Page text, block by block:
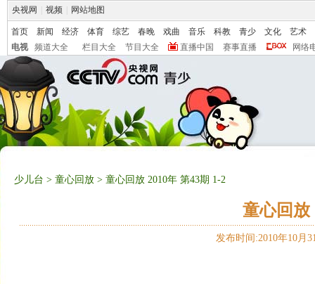
央视网 视频 网站地图
首页 新闻 经济 体育 综艺 春晚 戏曲 音乐 科教 青少 文化
艺术
电视
频道大全 栏目大全 节目大全 直播中国 赛事直播 网络
少儿台 > 童心回放 > 童心回放 2010年 第43期 1-2
童心回放
发布时间:2010年10月